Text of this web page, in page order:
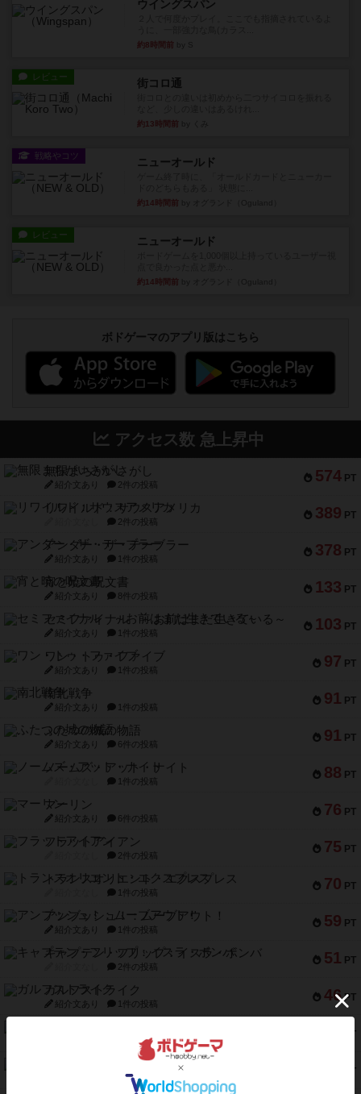
ウイングスパン
約8時間前
レビュー 街コロ通
約13時間前
戦略やコツ ニューオールド
約14時間前
レビュー ニューオールド
約14時間前
ボドゲーマのアプリ版はこちら
アクセス数 急上昇中
574 PT
無限まちがいさがし
紹介文あり 2件の投稿
389 PT
リワイルド：サウスアメリカ
2件の投稿
378 PT
アンダー・ザ・テーブラー
紹介文あり 1件の投稿
133 PT
宵と暁の呪文書
紹介文あり 8件の投稿
103 PT
セミファイナル ～お前はまだ生きている～
紹介文あり 1件の投稿
97 PT
ワン・トゥ・ファイブ
紹介文あり 1件の投稿
91 PT
南北戦争
紹介文あり 1件の投稿
91 PT
ふたつの城の物語
紹介文あり 6件の投稿
88 PT
ノームズ・アット・ナイト
1件の投稿
76 PT
マーリン
紹介文あり 6件の投稿
75 PT
フラットアイアン
2件の投稿
70 PT
トランスオリエント・エクスプレス
1件の投稿
59 PT
アンブッシュ！：ムーブアウト！
紹介文あり 1件の投稿
51 PT
キャプテン・フリップ：イスラ・ボンバ
2件の投稿
46 PT
ガルフストライク
紹介文あり 1件の投稿
PT
8件の投稿
PT
12件の投稿